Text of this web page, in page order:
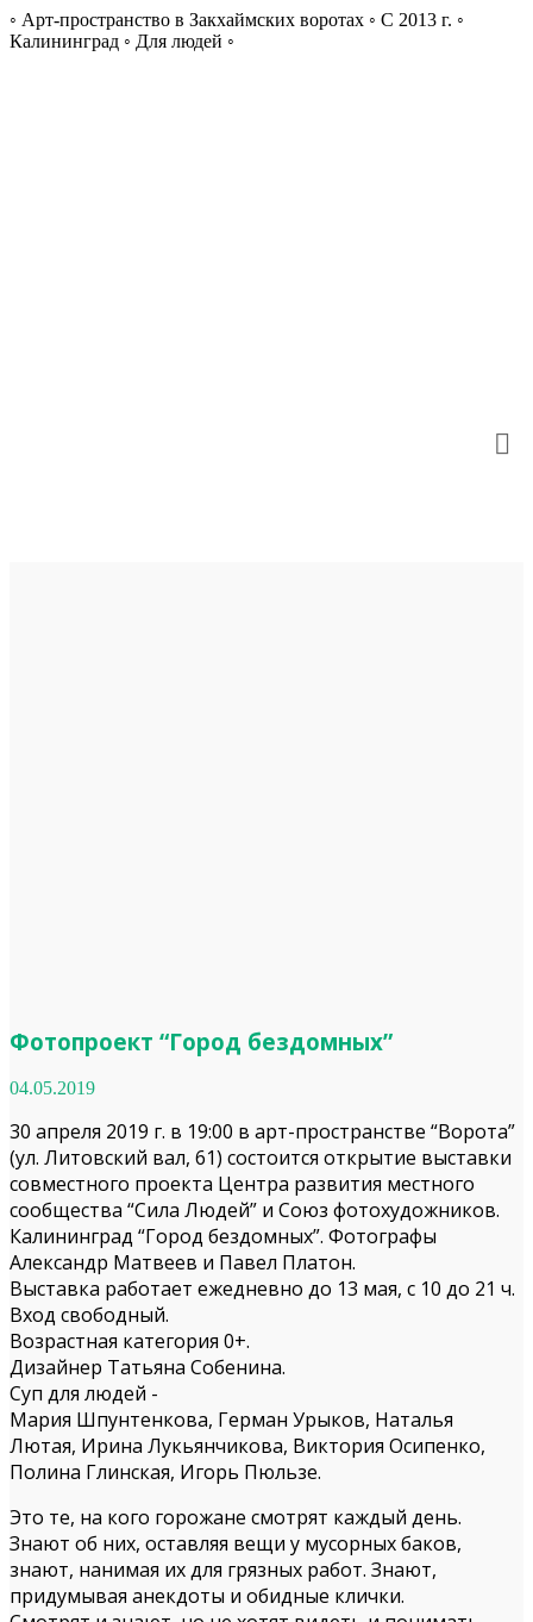
◦ Арт-пространство в Закхаймских воротах ◦ С 2013 г. ◦
Калининград ◦ Для людей ◦
Фотопроект “Город бездомных”
04.05.2019
30 апреля 2019 г. в 19:00 в арт-пространстве “Ворота”
(ул. Литовский вал, 61) состоится открытие выставки
совместного проекта Центра развития местного
сообщества “Сила Людей” и Союз фотохудожников.
Калининград “Город бездомных”. Фотографы
Александр Матвеев и Павел Платон.
Выставка работает ежедневно до 13 мая, с 10 до 21 ч.
Вход свободный.
Возрастная категория 0+.
Дизайнер Татьяна Собенина.
Суп для людей -
Мария Шпунтенкова, Герман Урыков, Наталья
Лютая, Ирина Лукьянчикова, Виктория Осипенко,
Полина Глинская, Игорь Пюльзе.
Это те, на кого горожане смотрят каждый день.
Знают об них, оставляя вещи у мусорных баков,
знают, нанимая их для грязных работ. Знают,
придумывая анекдоты и обидные клички.